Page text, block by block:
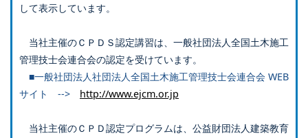
して表示しています。
当社主催のＣＰＤＳ認定講習は、一般社団法人全国土木施工
管理技士会連合会の認定を受けています。
■一般社団法人社団法人全国土木施工管理技士会連合会 WEB
サイト --> http://www.ejcm.or.jp
当社主催のＣＰＤ認定プログラムは、公益財団法人建築教育